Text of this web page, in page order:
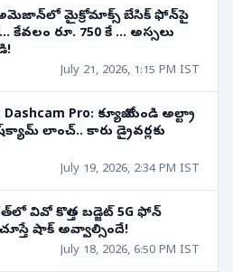
అమెజాన్‌లో మైక్రోమాక్స్ బేసిక్ ఫోన్‌పై
కేవలం రూ. 750 కే ... అస్సలు
July 21, 2026, 1:15 PM IST
Pro: క్యూబో నుండి అల్ట్రా
లాంచ్.. కారు డ్రైవర్లకు
July 19, 2026, 2:34 PM IST
వివో కొత్త బడ్జెట్ 5G ఫోన్
షాక్ అవ్వాల్సిందే!
July 18, 2026, 6:50 PM IST